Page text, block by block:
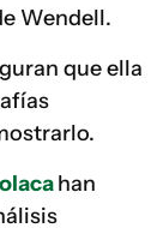
Wendell.
que ella
han